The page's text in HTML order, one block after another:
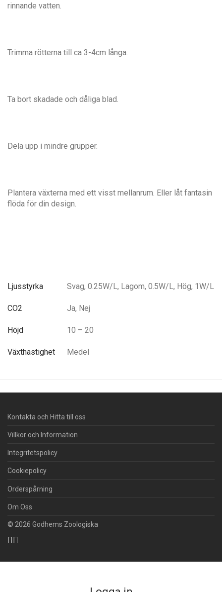
rinnande vatten.
Trimma rötterna till ca 3-4cm långa.
Ta bort skadade och dåliga blad.
Dela upp i mindre grupper.
Plantera växterna med ett visst mellanrum. Eller låt fantasin
flöda för din design.
Ljusstyrka Svag, 0.25W/L, Lagom, 0.5W/L, Hög, 1W/L
CO2 Ja, Nej
Höjd 10 – 20
Växthastighet Medel
Kontakta och Hitta till oss
Villkor och Information
Integritetspolicy
Cookiepolicy
Orderspårning
Om Oss
© 2026 Godhems Zoologiska